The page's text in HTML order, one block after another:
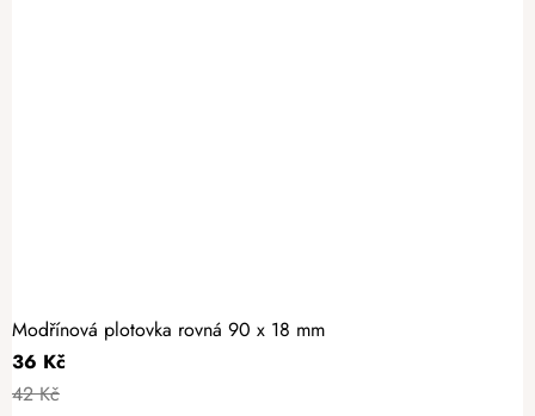
Modřínová plotovka rovná 90 x 18 mm
36 Kč
42 Kč